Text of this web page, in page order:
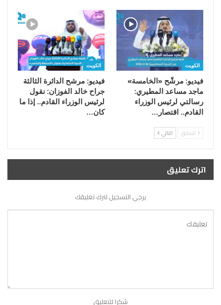
الكويت
فيديو: مرشّح «الخامسة»
ماجد مساعد المطيري:
رسالتي لرئيس الوزراء
القادم.. اقتصار…
الكويت
فيديو: مرشح الدائرة الثالثة
جراح خالد الفوزان: نقول
لرئيس الوزراء القادم.. إذا ما
كان…
السابق التالي
اترك تعليق
يرجي التسجيل لترك تعليقك
شكرا للتعليق